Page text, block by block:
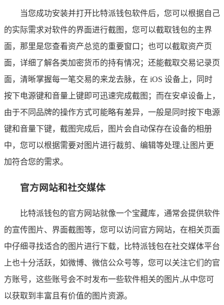
当您成功安装并打开比特派钱包软件后，您可以根据自己
的实际需求对软件的界面进行截图，您可以截取钱包的主界
面，那里是您查看资产总览的重要窗口；也可以截取资产页
面，详细了解各类加密货币的持有情况；还能截取交易记录页
面，清晰掌握每一笔交易的来龙去脉，在 iOS 设备上，同时
按下电源键和音量上键即可迅速完成截图；而在安卓设备上，
由于不同品牌的操作方式可能略有差异，一般是同时按下电源
键和音量下键，截图完成后，图片会自动保存在设备的相册
中，您可以根据需要对图片进行裁剪、编辑等处理,让图片更
加符合您的需求。
官方网站和社交媒体
比特派钱包的官方网站就像一个宝藏库，通常会提供软件
的宣传图片、界面截图等，您可以访问官方网站，在相关页面
中仔细寻找适合的图片进行下载，比特派钱包在社交媒体平台
上也十分活跃，如微博、微信公众号等，您可以关注它们的官
方账号，这些账号会不时发布一些软件相关的图片,从中您可
以获取到丰富且有价值的图片资源。